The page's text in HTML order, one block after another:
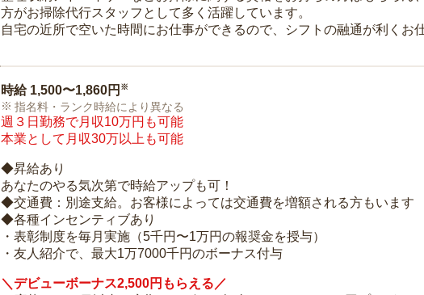
方がお掃除代行スタッフとして多く活躍しています。
自宅の近所で空いた時間にお仕事ができるので、シフトの融通が利くお
時給 1,500〜1,860円 ※
指名料・ランク時給により異なる
週３日勤務で月収10万円も可能
本業として月収30万以上も可能
◆昇給あり
あなたのやる気次第で時給アップも可！
◆交通費：別途支給。お客様によっては交通費を増額される方もいます
◆各種インセンティブあり
・表彰制度を毎月実施（5千円〜1万円の報奨金を授与）
・友人紹介で、最大1万7000千円のボーナス付与
＼デビューボーナス2,500円もらえる／